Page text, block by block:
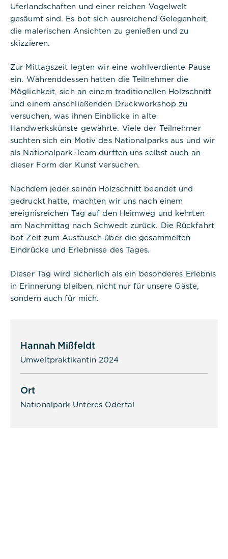
Uferlandschaften und einer reichen Vogelwelt
gesäumt sind. Es bot sich ausreichend Gelegenheit,
die malerischen Ansichten zu genießen und zu
skizzieren.
Zur Mittagszeit legten wir eine wohlverdiente Pause
ein. Währenddessen hatten die Teilnehmer die
Möglichkeit, sich an einem traditionellen Holzschnitt
und einem anschließenden Druckworkshop zu
versuchen, was ihnen Einblicke in alte
Handwerkskünste gewährte. Viele der Teilnehmer
suchten sich ein Motiv des Nationalparks aus und wir
als Nationalpark-Team durften uns selbst auch an
dieser Form der Kunst versuchen.
Nachdem jeder seinen Holzschnitt beendet und
gedruckt hatte, machten wir uns nach einem
ereignisreichen Tag auf den Heimweg und kehrten
am Nachmittag nach Schwedt zurück. Die Rückfahrt
bot Zeit zum Austausch über die gesammelten
Eindrücke und Erlebnisse des Tages.
Dieser Tag wird sicherlich als ein besonderes Erlebnis
in Erinnerung bleiben, nicht nur für unsere Gäste,
sondern auch für mich.
Hannah Mißfeldt
Umweltpraktikantin 2024
Ort
Nationalpark Unteres Odertal
Cookie Name:
Dauer:
Beschreibung:
Dieses Cookie ist nativ für PHP-
Anwendungen. Das Cookie wird
verwendet, um die eindeutige
Sitzungs-ID eines Benutzers zu
speichern und zu identifizieren, um
die Benutzersitzung auf der
Website zu verwalten. Das Cookie
ist ein Session-Cookie und wird
gelöscht, wenn alle Browserfenster
Titel:
dpconsentmanagement
Anbieter:
Commerzbank Umweltpraktikum
dpconsentmanagement
Dauer:
1 Jahr
Das Cookie wird von DER PUNKT